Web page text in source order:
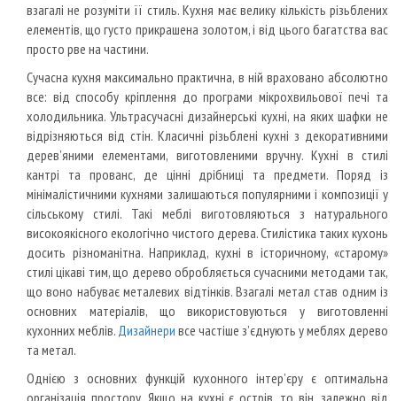
взагалі не розуміти її стиль. Кухня має велику кількість різьблених
елементів, що густо прикрашена золотом, і від цього багатства вас
просто рве на частини.
Сучасна кухня максимально практична, в ній враховано абсолютно
все: від способу кріплення до програми мікрохвильової печі та
холодильника. Ультрасучасні дизайнерські кухні, на яких шафки не
відрізняються від стін. Класичні різьблені кухні з декоративними
дерев’яними елементами, виготовленими вручну. Кухні в стилі
кантрі та прованс, де цінні дрібниці та предмети. Поряд із
мінімалістичними кухнями залишаються популярними і композиції у
сільському стилі. Такі меблі виготовляються з натурального
високоякісного екологічно чистого дерева. Стилістика таких кухонь
досить різноманітна. Наприклад, кухні в історичному, «старому»
стилі цікаві тим, що дерево обробляється сучасними методами так,
що воно набуває металевих відтінків. Взагалі метал став одним із
основних матеріалів, що використовуються у виготовленні
кухонних меблів. Дизайнери все частіше з’єднують у меблях дерево
та метал.
Однією з основних функцій кухонного інтер’єру є оптимальна
організація простору. Якщо на кухні є острів, то він, залежно від